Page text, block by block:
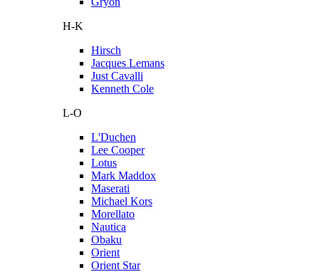
H-K
Hirsch
Jacques Lemans
Just Cavalli
Kenneth Cole
L-O
L'Duchen
Lee Cooper
Lotus
Mark Maddox
Maserati
Michael Kors
Morellato
Nautica
Obaku
Orient
Orient Star